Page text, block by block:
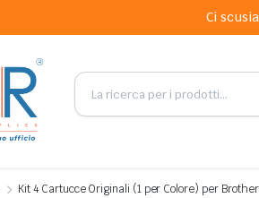
Ci
Kit 4 Cartucce Originali (1 per Colore) per